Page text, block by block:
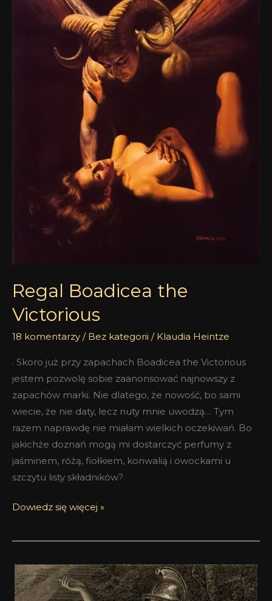
Regal Boadicea the
Victorious
18 komentarzy / Bez kategorii / Klaudia Heintze
. Skoro już przy zapachach Boadicea the Victorious
jestem pozwolę sobie zaanonsować najnowszy z
zapachów marki. Nie dlatego, że nowość, bo sami
wiecie, że nie daty, lecz nuty mnie uwodzą… Tym
razem naprawdę nie miałam wielkich oczekiwań. Bo
jakichże doznań mogą mi dostarczyć perfumy z
jaśminem, różą, fiołkiem, konwalią i owockami u
szczytu listy składników?
Dowiedz się więcej »
Complex
Boadicea